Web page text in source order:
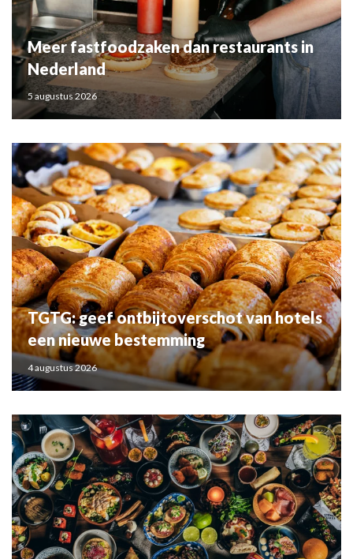
Meer fastfoodzaken dan restaurants in
Nederland
5 augustus 2026
TGTG: geef ontbijtoverschot van hotels
een nieuwe bestemming
4 augustus 2026